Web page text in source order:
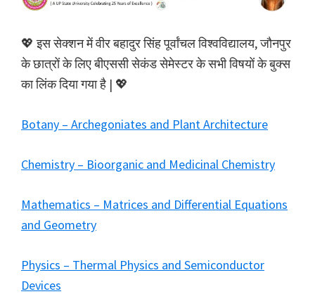
💖 इस सेक्शन में वीर बहादुर सिंह पूर्वांचल विश्वविद्यालय, जौनपुर
के छात्रों के लिए बीएससी सेकंड सेमेस्टर के सभी विषयों के बुक्स
का लिंक दिया गया है | 💖
Botany – Archegoniates and Plant Architecture
Chemistry – Bioorganic and Medicinal Chemistry
Mathematics – Matrices and Differential Equations
and Geometry
Physics – Thermal Physics and Semiconductor
Devices